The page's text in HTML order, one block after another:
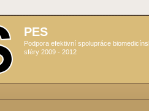
PES
Podpora efektivní spolupráce
sféry 2009 - 2012